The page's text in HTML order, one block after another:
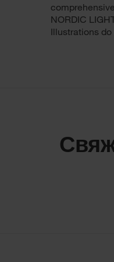
NORDIC
Illustrations